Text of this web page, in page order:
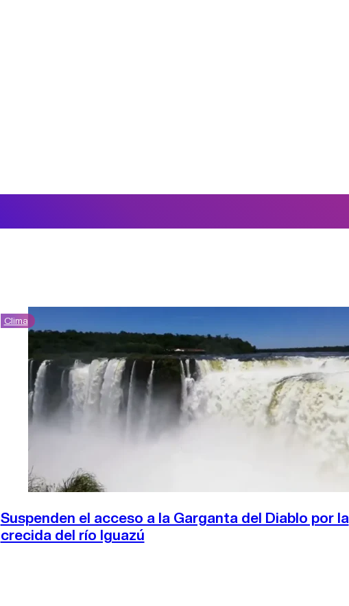
Clima
Suspenden el acceso a la Garganta del Diablo por la
crecida del río Iguazú